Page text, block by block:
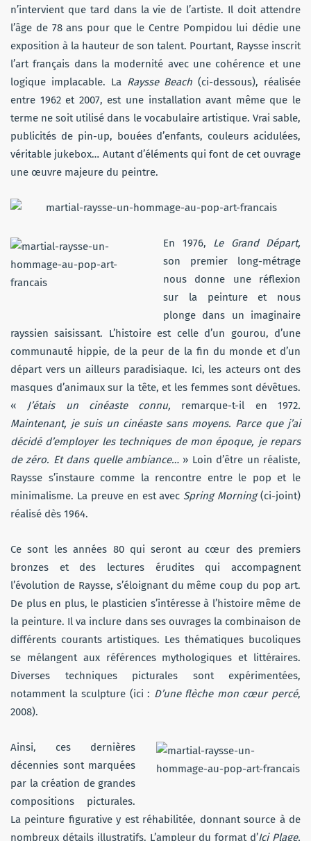
n’intervient que tard dans la vie de l’artiste. Il doit attendre
l’âge de 78 ans pour que le Centre Pompidou lui dédie une
exposition à la hauteur de son talent. Pourtant, Raysse inscrit
l’art français dans la modernité avec une cohérence et une
logique implacable. La Raysse Beach (ci-dessous), réalisée
entre 1962 et 2007, est une installation avant même que le
terme ne soit utilisé dans le vocabulaire artistique. Vrai sable,
publicités de pin-up, bouées d’enfants, couleurs acidulées,
véritable jukebox… Autant d’éléments qui font de cet ouvrage
une œuvre majeure du peintre.
En 1976, Le Grand Départ,
son premier long-métrage
nous donne une réflexion
sur la peinture et nous
plonge dans un imaginaire
rayssien saisissant. L’histoire est celle d’un gourou, d’une
communauté hippie, de la peur de la fin du monde et d’un
départ vers un ailleurs paradisiaque. Ici, les acteurs ont des
masques d’animaux sur la tête, et les femmes sont dévêtues.
« J’étais un cinéaste connu, remarque-t-il en 1972.
Maintenant, je suis un cinéaste sans moyens. Parce que j’ai
décidé d’employer les techniques de mon époque, je repars
de zéro. Et dans quelle ambiance… » Loin d’être un réaliste,
Raysse s’instaure comme la rencontre entre le pop et le
minimalisme. La preuve en est avec Spring Morning(ci-joint)
réalisé dès 1964.
Ce sont les années 80 qui seront au cœur des premiers
bronzes et des lectures érudites qui accompagnent
l’évolution de Raysse, s’éloignant du même coup du pop art.
De plus en plus, le plasticien s’intéresse à l’histoire même de
la peinture. Il va inclure dans ses ouvrages la combinaison de
différents courants artistiques. Les thématiques bucoliques
se mélangent aux références mythologiques et littéraires.
Diverses techniques picturales sont expérimentées,
notamment la sculpture (ici : D’une flèche mon cœur percé,
2008).
Ainsi, ces dernières
décennies sont marquées
par la création de grandes
compositions picturales.
La peinture figurative y est réhabilitée, donnant source à de
nombreux détails illustratifs. L’ampleur du format d’Ici Plage,